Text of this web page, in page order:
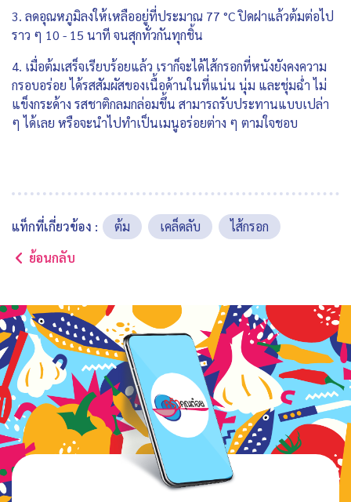
3. ลดอุณหภูมิลงให้เหลืออยู่ที่ประมาณ 77 °C ปิดฝาแล้วต้มต่อไป
ราว ๆ 10 - 15 นาที จนสุกทั่วกันทุกชิ้น
4. เมื่อต้มเสร็จเรียบร้อยแล้ว เราก็จะได้ไส้กรอกที่หนังยังคงความ
กรอบอร่อย ได้รสสัมผัสของเนื้อด้านในที่แน่น นุ่ม และชุ่มฉ่ำ ไม่
แข็งกระด้าง รสชาติกลมกล่อมขึ้น สามารถรับประทานแบบเปล่า
ๆ ได้เลย หรือจะนำไปทำเป็นเมนูอร่อยต่าง ๆ ตามใจชอบ
แท็กที่เกี่ยวข้อง : ต้ม เคล็ดลับ
ไส้กรอก
ย้อนกลับ